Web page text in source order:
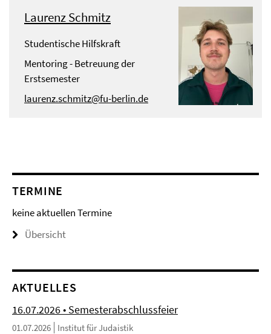
Laurenz Schmitz
Studentische Hilfskraft
Mentoring - Betreuung der
Erstsemester
laurenz.schmitz@fu-berlin.de
TERMINE
keine aktuellen Termine
Übersicht
AKTUELLES
16.07.2026 • Semesterabschlussfeier
01.07.2026 Institut für Judaistik